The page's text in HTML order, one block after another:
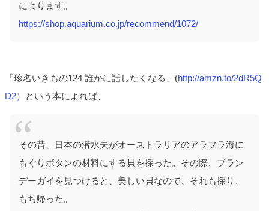
によります。
https://shop.aquarium.co.jp/recommend/1072/
「珍名いきもの124 誰かに話したくなる」(http://amzn.to/2dR5Q
D2）という本によれば、
その昔、日本の潜水夫がオーストラリアのアラフラ海に
もぐりボタンの材料にする貝を採った。その際、ブラン
デーガイを見つけると、美しい貝なので、それも採り、
もち帰った。